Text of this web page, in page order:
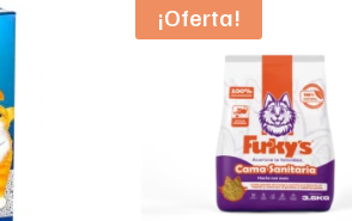
¡Oferta!